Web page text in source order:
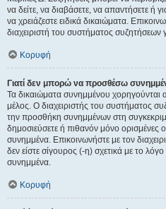
να δείτε, να διαβάσετε, να απαντήσετε ή
να χρειάζεστε ειδικά δικαιώματα.
διαχειριστή του συστήματος
Κορυφή
Γιατί δεν μπορώ να προσθέσω
Τα δικαιώματα συνημμένου
μέλος. Ο διαχειριστής του συστήματος
την προσθήκη συνημμένων στη
δημοσιεύσετε ή πιθανόν μόνο
συνημμένα. Επικοινωνήστε με τον
δεν είστε σίγουρος (-η) σχετικά με το
συνημμένα.
Κορυφή